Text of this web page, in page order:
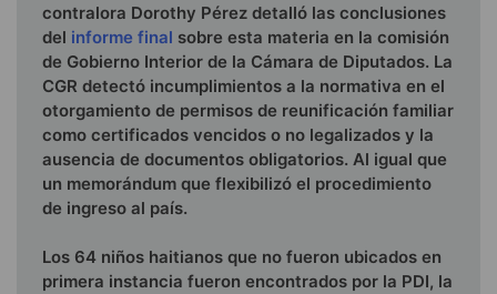
contralora Dorothy Pérez detalló las conclusiones
del informe final sobre esta materia en la comisión
de Gobierno Interior de la Cámara de Diputados. La
CGR detectó incumplimientos a la normativa en el
otorgamiento de permisos de reunificación familiar
como certificados vencidos o no legalizados y la
ausencia de documentos obligatorios. Al igual que
un memorándum que flexibilizó el procedimiento
de ingreso al país.
Los 64 niños haitianos que no fueron ubicados en
primera instancia fueron encontrados por la PDI, la